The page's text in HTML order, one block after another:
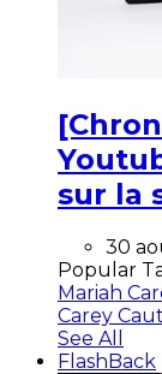
sur la
30
Popular
Mariah
Carey
See All
FlashBack